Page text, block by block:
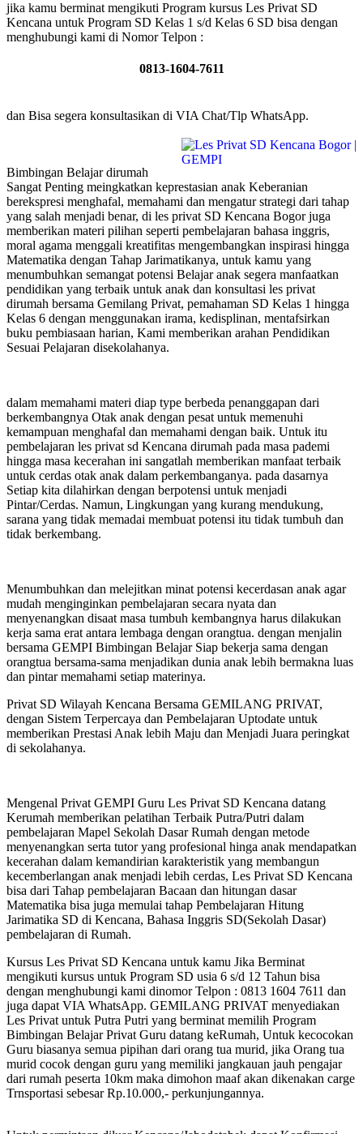
jika kamu berminat mengikuti Program kursus Les Privat SD
Kencana untuk Program SD Kelas 1 s/d Kelas 6 SD bisa dengan
menghubungi kami di Nomor Telpon :
0813-1604-7611
dan Bisa segera konsultasikan di VIA Chat/Tlp WhatsApp.
Bimbingan Belajar dirumah
Sangat Penting meingkatkan keprestasian anak Keberanian
berekspresi menghafal, memahami dan mengatur strategi dari tahap
yang salah menjadi benar, di les privat SD Kencana Bogor juga
memberikan materi pilihan seperti pembelajaran bahasa inggris,
moral agama menggali kreatifitas mengembangkan inspirasi hingga
Matematika dengan Tahap Jarimatikanya, untuk kamu yang
menumbuhkan semangat potensi Belajar anak segera manfaatkan
pendidikan yang terbaik untuk anak dan konsultasi les privat
dirumah bersama Gemilang Privat, pemahaman SD Kelas 1 hingga
Kelas 6 dengan menggunakan irama, kedisplinan, mentafsirkan
buku pembiasaan harian, Kami memberikan arahan Pendidikan
Sesuai Pelajaran disekolahanya.
dalam memahami materi diap type berbeda penanggapan dari
berkembangnya Otak anak dengan pesat untuk memenuhi
kemampuan menghafal dan memahami dengan baik. Untuk itu
pembelajaran les privat sd Kencana dirumah pada masa pademi
hingga masa kecerahan ini sangatlah memberikan manfaat terbaik
untuk cerdas otak anak dalam perkembanganya. pada dasarnya
Setiap kita dilahirkan dengan berpotensi untuk menjadi
Pintar/Cerdas. Namun, Lingkungan yang kurang mendukung,
sarana yang tidak memadai membuat potensi itu tidak tumbuh dan
tidak berkembang.
Menumbuhkan dan melejitkan minat potensi kecerdasan anak agar
mudah menginginkan pembelajaran secara nyata dan
menyenangkan disaat masa tumbuh kembangnya harus dilakukan
kerja sama erat antara lembaga dengan orangtua. dengan menjalin
bersama GEMPI Bimbingan Belajar Siap bekerja sama dengan
orangtua bersama-sama menjadikan dunia anak lebih bermakna luas
dan pintar memahami setiap materinya.
Privat SD Wilayah Kencana Bersama GEMILANG PRIVAT,
dengan Sistem Terpercaya dan Pembelajaran Uptodate untuk
memberikan Prestasi Anak lebih Maju dan Menjadi Juara peringkat
di sekolahanya.
Mengenal Privat GEMPI Guru Les Privat SD Kencana datang
Kerumah memberikan pelatihan Terbaik Putra/Putri dalam
pembelajaran Mapel Sekolah Dasar Rumah dengan metode
menyenangkan serta tutor yang profesional hinga anak mendapatkan
kecerahan dalam kemandirian karakteristik yang membangun
kecemberlangan anak menjadi lebih cerdas, Les Privat SD Kencana
bisa dari Tahap pembelajaran Bacaan dan hitungan dasar
Matematika bisa juga memulai tahap Pembelajaran Hitung
Jarimatika SD di Kencana, Bahasa Inggris SD(Sekolah Dasar)
pembelajaran di Rumah.
Kursus Les Privat SD Kencana untuk kamu Jika Berminat
mengikuti kursus untuk Program SD usia 6 s/d 12 Tahun bisa
dengan menghubungi kami dinomor Telpon : 0813 1604 7611 dan
juga dapat VIA WhatsApp. GEMILANG PRIVAT menyediakan
Les Privat untuk Putra Putri yang berminat memilih Program
Bimbingan Belajar Privat Guru datang keRumah, Untuk kecocokan
Guru biasanya semua pipihan dari orang tua murid, jika Orang tua
murid cocok dengan guru yang memiliki jangkauan jauh pengajar
dari rumah peserta 10km maka dimohon maaf akan dikenakan carge
Trnsportasi sebesar Rp.10.000,- perkunjungannya.